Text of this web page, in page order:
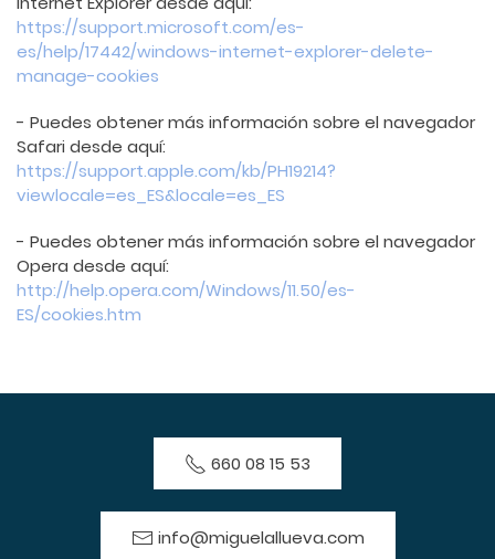
https://support.microsoft.com/es-
es/help/17442/windows-internet-explorer-delete-
manage-cookies
- Puedes obtener más información sobre el navegador
Safari desde aquí:
https://support.apple.com/kb/PH19214?
viewlocale=es_ES&locale=es_ES
- Puedes obtener más información sobre el navegador
Opera desde aquí:
http://help.opera.com/Windows/11.50/es-
ES/cookies.htm
660 08 15 53
info@miguelallueva.com